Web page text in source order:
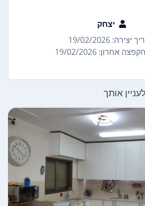
יצחק
יצירה: 19/02/2026
אחרון: 19/02/2026
אותך